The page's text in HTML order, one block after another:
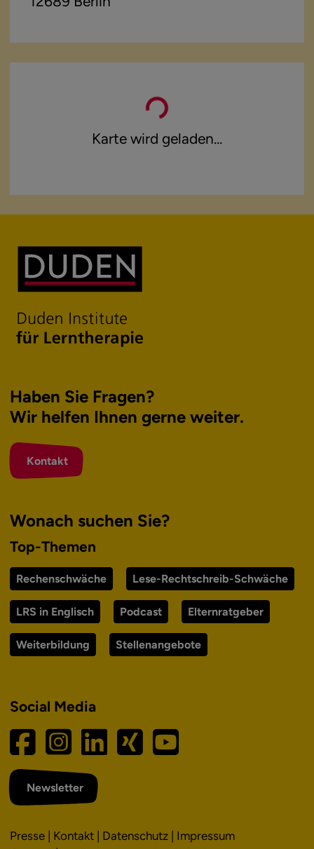
Karte wird geladen...
Haben Sie Fragen?
Wir helfen Ihnen gerne weiter.
Kontakt
Wonach suchen Sie?
Top-Themen
Rechenschwäche Lese-Rechtschreib-Schwäche
LRS in Englisch Podcast Elternratgeber
Weiterbildung Stellenangebote
Social Media
Newsletter
Presse | Kontakt | Datenschutz | Impressum